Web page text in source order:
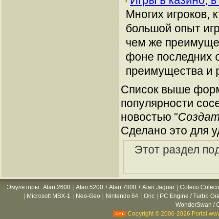
Многих игроков,
большой опыт
чем же
фоне последних
преимущества и
Список выше
популярности
новостью "
Сделано это для
Этот раздел
Эмуляторы : Atari 2600 Atari 5200 + Atari 7800 + Atari Jaguar
Coleco
Microsoft MSX-1 Neo-Geo Nintendo 64 Oric
PC Engine / Turbo
WonderSwan /
Copyright © 2006-2026 Portal